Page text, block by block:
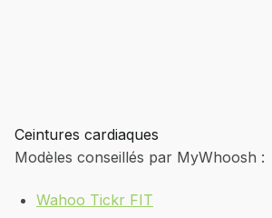
Ceintures cardiaques
Modèles conseillés par MyWhoosh :
Wahoo Tickr FIT